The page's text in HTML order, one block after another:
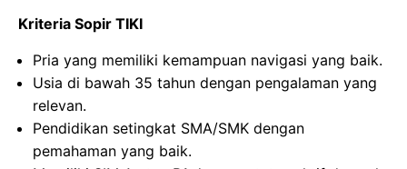
Kriteria Sopir TIKI
Pria yang memiliki kemampuan navigasi yang baik.
Usia di bawah 35 tahun dengan pengalaman yang
relevan.
Pendidikan setingkat SMA/SMK dengan
pemahaman yang baik.